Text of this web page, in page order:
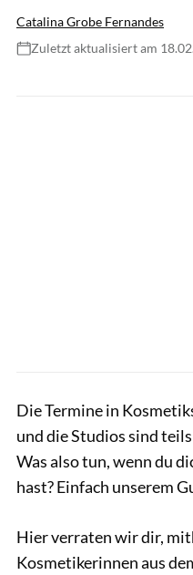
Catalina Grobe Fernandes
Zuletzt aktualisiert am
Die Termine in
und die Studios sind
Was also tun, wenn du
hast? Einfach unserem
Hier verraten wir dir,
Kosmetikerinnen aus